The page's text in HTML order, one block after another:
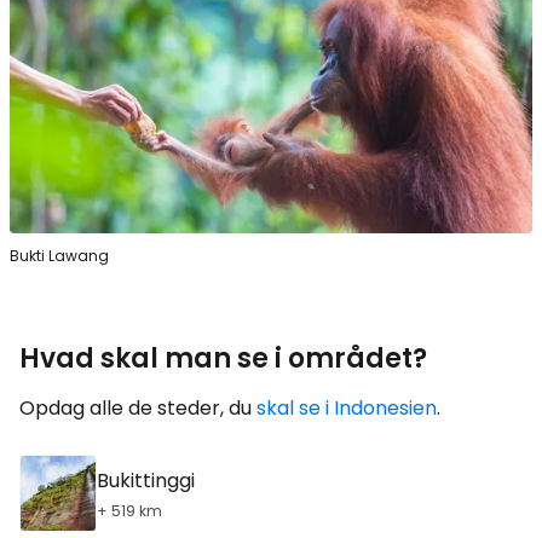
Bukti Lawang
Hvad skal man se i området?
Opdag alle de steder, duskal se i Indonesien.
Bukittinggi
+ 519 km